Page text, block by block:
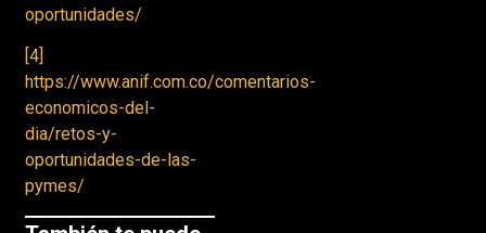
oportunidades/
[4]
https://www.anif.com.co/comentarios-
economicos-del-
dia/retos-y-
oportunidades-de-las-
pymes/